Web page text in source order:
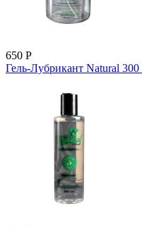
650 Р
Гель-Лубрикант Natural